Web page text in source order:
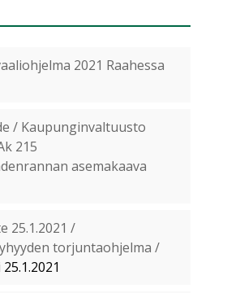
2021 Raahessa
/ Kaupunginvaltuusto
215
asemakaava
25.1.2021 /
torjuntaohjelma /
25.1.2021